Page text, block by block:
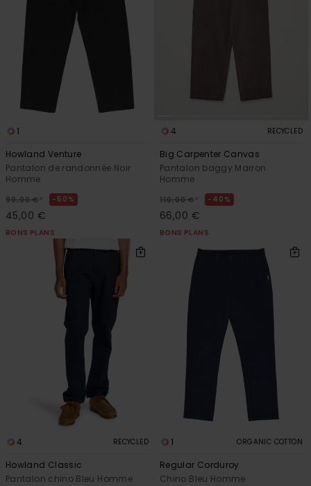
1
Howland Venture
Pantalon de randonnée Noir
Homme
90,00 € 50%
45,00 €
BONS PLANS
4 RECYCLED
Big Carpenter Canvas
Pantalon baggy Marron
Homme
110,00 € 40%
66,00 €
BONS PLANS
4 RECYCLED
Howland Classic
Pantalon chino Bleu Homme
1 ORGANIC COTTON
Regular Corduroy
Chino Bleu Homme